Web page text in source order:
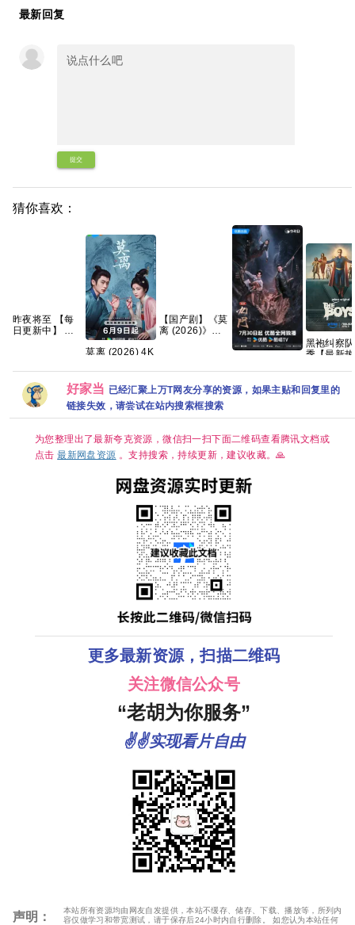
最新回复
提交
猜你喜欢：
昨夜将至 【每
日更新中】 百
莫离‎ (2026) 4K
杜比视界 高码
率
FLAC2.0&DDP2.0&HIFI
5Audio 简中字
幕 白鹿/丞磊
6GB】
【国产剧】《莫
离 (2026)》
【4K60帧 DV
HDR】 【附赠
老九门2部全
夸克
黑袍纠察
季【最新
列】 夸克
好家当 已经汇聚上万T网友分享的资源，如果主贴和回复里的
链接失效，请尝试在站内搜索框搜索
为您整理出了最新夸克资源，微信扫一扫下面二维码查看腾讯文档或
点击最新网盘资源 。支持搜索，持续更新，建议收藏。🙏
更多最新资源，扫描二维码
关注微信公众号
“老胡为你服务”
✌✌实现看片自由
声明：
本站所有资源均由网友自发提供，本站不缓存、储存、下载、播放等，所列内
容仅做学习和带宽测试，请于保存后24小时内自行删除。 如您认为本站任何